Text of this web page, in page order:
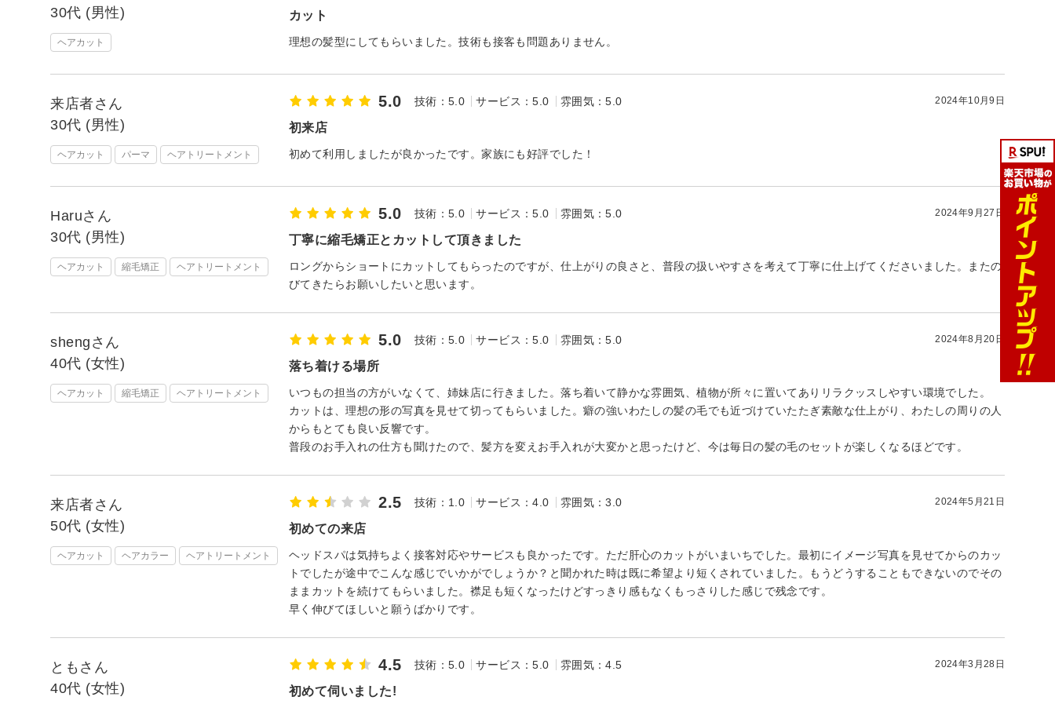
30代 (男性)
ヘアカット
カット
理想の髪型にしてもらいました。技術も接客も問題ありません。
来店者さん
30代 (男性)
ヘアカット パーマ ヘアトリートメント
5.0 技術：5.0 サービス：5.0 雰囲気：5.0 2024年10月9日
初来店
初めて利用しましたが良かったです。家族にも好評でした！
Haruさん
30代 (男性)
ヘアカット 縮毛矯正 ヘアトリートメント
5.0 技術：5.0 サービス：5.0 雰囲気：5.0 2024年9月27日
丁寧に縮毛矯正とカットして頂きました
ロングからショートにカットしてもらったのですが、仕上がりの良さと、普段の扱いやすさを考えて丁寧に仕上げてくださいました。またの
びてきたらお願いしたいと思います。
shengさん
40代 (女性)
ヘアカット 縮毛矯正 ヘアトリートメント
5.0 技術：5.0 サービス：5.0 雰囲気：5.0 2024年8月20日
落ち着ける場所
いつもの担当の方がいなくて、姉妹店に行きました。落ち着いて静かな雰囲気、植物が所々に置いてありリラクッスしやすい環境でした。
カットは、理想の形の写真を見せて切ってもらいました。癖の強いわたしの髪の毛でも近づけていたたぎ素敵な仕上がり、わたしの周りの人
からもとても良い反響です。
普段のお手入れの仕方も聞けたので、髪方を変えお手入れが大変かと思ったけど、今は毎日の髪の毛のセットが楽しくなるほどです。
来店者さん
50代 (女性)
ヘアカット ヘアカラー ヘアトリートメント
2.5 技術：1.0 サービス：4.0 雰囲気：3.0 2024年5月21日
初めての来店
ヘッドスパは気持ちよく接客対応やサービスも良かったです。ただ肝心のカットがいまいちでした。最初にイメージ写真を見せてからのカッ
トでしたが途中でこんな感じでいかがでしょうか？と聞かれた時は既に希望より短くされていました。もうどうすることもできないのでその
ままカットを続けてもらいました。襟足も短くなったけどすっきり感もなくもっさりした感じで残念です。
早く伸びてほしいと願うばかりです。
ともさん
40代 (女性)
4.5 技術：5.0 サービス：5.0 雰囲気：4.5 2024年3月28日
初めて伺いました!